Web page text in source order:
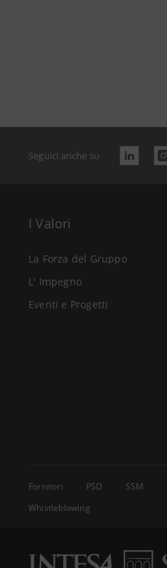
Seguici anche su
I Valori
La Forza del Gruppo
L' Impegno
Eventi e Progetti
Fornitori PSD SSM
Whistleblowing